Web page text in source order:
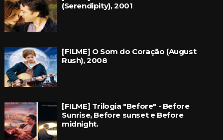
(Serendipity), 2001
[FILME] O Som do Coração (August
Rush), 2008
[FILME] Trilogia "Before" - Before
Sunrise, Before sunset e Before
midnight.